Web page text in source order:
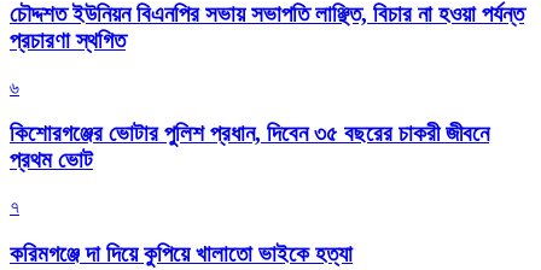
চৌদ্দশত ইউনিয়ন বিএনপির সভায় সভাপতি লাঞ্ছিত, বিচার না হওয়া পর্যন্ত
প্রচারণা স্থগিত
৬
কিশোরগঞ্জের ভোটার পুলিশ প্রধান, দিবেন ৩৫ বছরের চাকরী জীবনে
প্রথম ভোট
৭
করিমগঞ্জে দা দিয়ে কুপিয়ে খালাতো ভাইকে হত্যা